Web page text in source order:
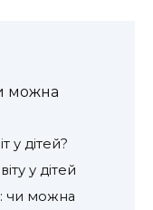
можна
у дітей?
у дітей
чи можна